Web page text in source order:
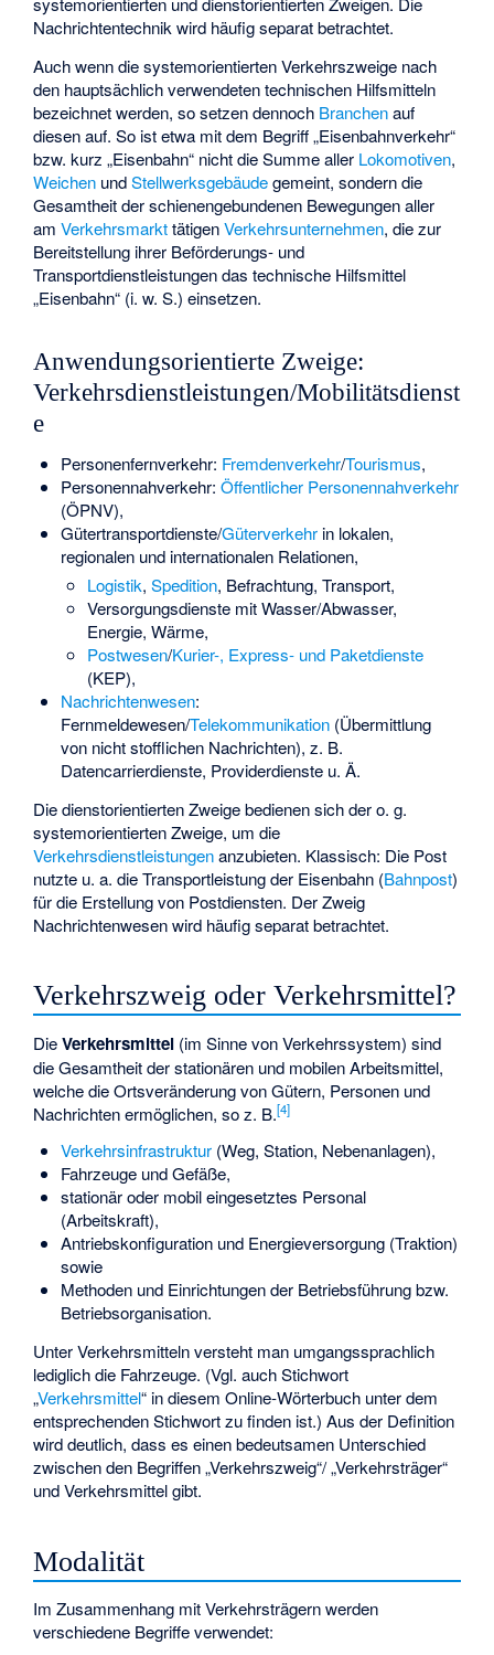
Nachrichtentechnik wird häufig separat betrachtet.
Auch wenn die systemorientierten Verkehrszweige nach
den hauptsächlich verwendeten technischen Hilfsmitteln
bezeichnet werden, so setzen dennoch Branchenauf
diesen auf. So ist etwa mit dem Begriff „Eisenbahnverkehr“
bzw. kurz „Eisenbahn“ nicht die Summe aller Lokomotiven,
Weichen undStellwerksgebäudegemeint, sondern die
Gesamtheit der schienengebundenen Bewegungen aller
amVerkehrsmarkttätigenVerkehrsunternehmen, die zur
Bereitstellung ihrer Beförderungs- und
Transportdienstleistungen das technische Hilfsmittel
„Eisenbahn“ (i. w. S.) einsetzen.
Anwendungsorientierte Zweige:
Verkehrsdienstleistungen/Mobilitätsdienst
e
Personenfernverkehr: Fremdenverkehr/Tourismus,
Personennahverkehr: Öffentlicher Personennahverkehr
(ÖPNV),
Gütertransportdienste/Güterverkehrin lokalen,
regionalen und internationalen Relationen,
Logistik,Spedition, Befrachtung, Transport,
Versorgungsdienste mit Wasser/Abwasser,
Energie, Wärme,
Postwesen/Kurier-, Express- und Paketdienste
(KEP),
Nachrichtenwesen:
Fernmeldewesen/Telekommunikation(Übermittlung
von nicht stofflichen Nachrichten), z. B.
Datencarrierdienste, Providerdienste u. Ä.
Die dienstorientierten Zweige bedienen sich der o. g.
systemorientierten Zweige, um die
Verkehrsdienstleistungenanzubieten. Klassisch: Die Post
nutzte u. a. die Transportleistung der Eisenbahn (Bahnpost)
für die Erstellung von Postdiensten. Der Zweig
Nachrichtenwesen wird häufig separat betrachtet.
Verkehrszweig oder Verkehrsmittel?
DieVerkehrsmittel (im Sinne von Verkehrssystem) sind
die Gesamtheit der stationären und mobilen Arbeitsmittel,
welche die Ortsveränderung von Gütern, Personen und
Nachrichten ermöglichen, so z. B.[4]
Verkehrsinfrastruktur(Weg, Station, Nebenanlagen),
Fahrzeuge und Gefäße,
stationär oder mobil eingesetztes Personal
(Arbeitskraft),
Antriebskonfiguration und Energieversorgung (Traktion)
sowie
Methoden und Einrichtungen der Betriebsführung bzw.
Betriebsorganisation.
Unter Verkehrsmitteln versteht man umgangssprachlich
lediglich die Fahrzeuge. (Vgl. auch Stichwort
„Verkehrsmittel“ in diesem Online-Wörterbuch unter dem
entsprechenden Stichwort zu finden ist.) Aus der Definition
wird deutlich, dass es einen bedeutsamen Unterschied
zwischen den Begriffen „Verkehrszweig“/ „Verkehrsträger“
und Verkehrsmittel gibt.
Modalität
Im Zusammenhang mit Verkehrsträgern werden
verschiedene Begriffe verwendet: